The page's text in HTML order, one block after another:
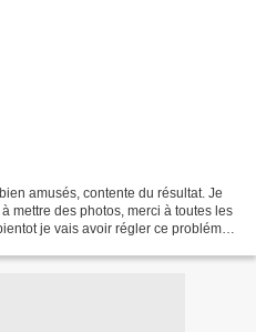
amusés, contente du résultat. Je
mettre des photos, merci à toutes les
je vais avoir régler ce probléme.